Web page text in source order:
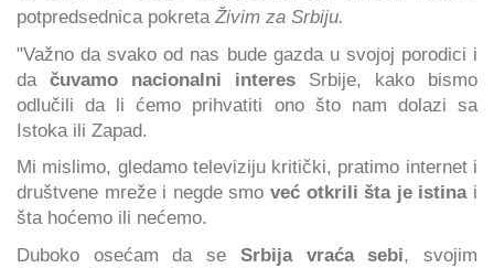
potpredsednica pokreta Živim za Srbiju.
"Važno da svako od nas bude gazda u svojoj porodici i
da čuvamo nacionalni interes Srbije, kako bismo
odlučili da li ćemo prihvatiti ono što nam dolazi sa
Istoka ili Zapad.
Mi mislimo, gledamo televiziju kritički, pratimo internet i
društvene mreže i negde smo već otkrili šta je istinai
šta hoćemo ili nećemo.
Duboko osećam da se Srbija vraća sebi, svojim